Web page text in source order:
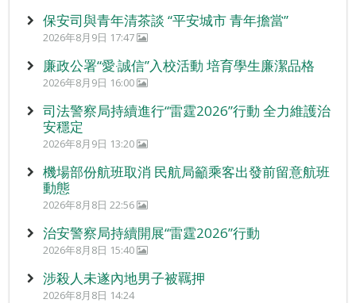
保安司與青年清茶談 “平安城市 青年擔當”
2026年8月9日 17:47
廉政公署“愛‧誠信”入校活動 培育學生廉潔品格
2026年8月9日 16:00
司法警察局持續進行“雷霆2026”行動 全力維護治
安穩定
2026年8月9日 13:20
機場部份航班取消 民航局籲乘客出發前留意航班
動態
2026年8月8日 22:56
治安警察局持續開展“雷霆2026”行動
2026年8月8日 15:40
涉殺人未遂內地男子被羈押
2026年8月8日 14:24